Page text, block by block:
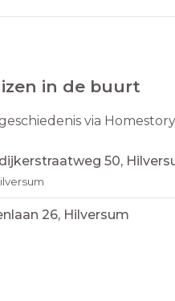
in de buurt
via
50,
26, Hilversum